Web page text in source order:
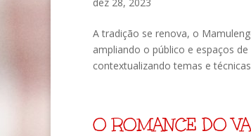
A tradição se renova, o
ampliando o público e espaços
contextualizando temas e técnicas
O ROMANCE DO